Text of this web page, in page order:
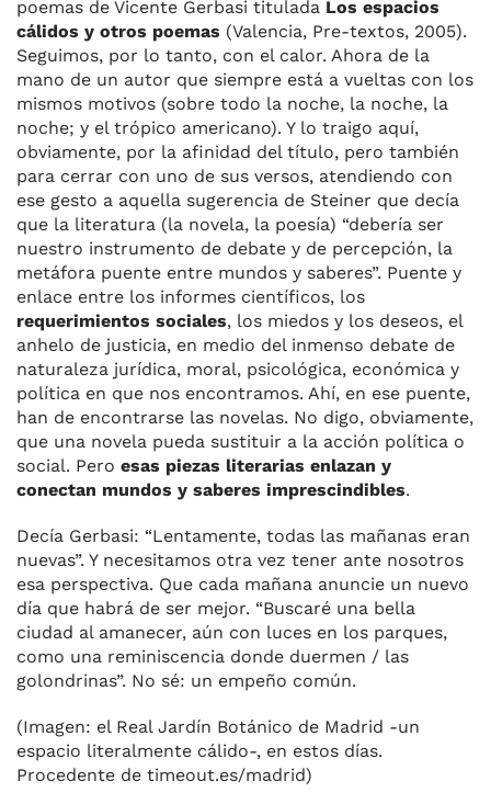
poemas de Vicente Gerbasi titulada Los espacios
cálidos y otros poemas (Valencia, Pre-textos, 2005).
Seguimos, por lo tanto, con el calor. Ahora de la
mano de un autor que siempre está a vueltas con los
mismos motivos (sobre todo la noche, la noche, la
noche; y el trópico americano). Y lo traigo aquí,
obviamente, por la afinidad del título, pero también
para cerrar con uno de sus versos, atendiendo con
ese gesto a aquella sugerencia de Steiner que decía
que la literatura (la novela, la poesía) “debería ser
nuestro instrumento de debate y de percepción, la
metáfora puente entre mundos y saberes”. Puente y
enlace entre los informes científicos, los
requerimientos sociales, los miedos y los deseos, el
anhelo de justicia, en medio del inmenso debate de
naturaleza jurídica, moral, psicológica, económica y
política en que nos encontramos. Ahí, en ese puente,
han de encontrarse las novelas. No digo, obviamente,
que una novela pueda sustituir a la acción política o
social. Pero esas piezas literarias enlazan y
conectan mundos y saberes imprescindibles.
Decía Gerbasi: “Lentamente, todas las mañanas eran
nuevas”. Y necesitamos otra vez tener ante nosotros
esa perspectiva. Que cada mañana anuncie un nuevo
día que habrá de ser mejor. “Buscaré una bella
ciudad al amanecer, aún con luces en los parques,
como una reminiscencia donde duermen / las
golondrinas”. No sé: un empeño común.
(Imagen: el Real Jardín Botánico de Madrid -un
espacio literalmente cálido-, en estos días.
Procedente de timeout.es/madrid)